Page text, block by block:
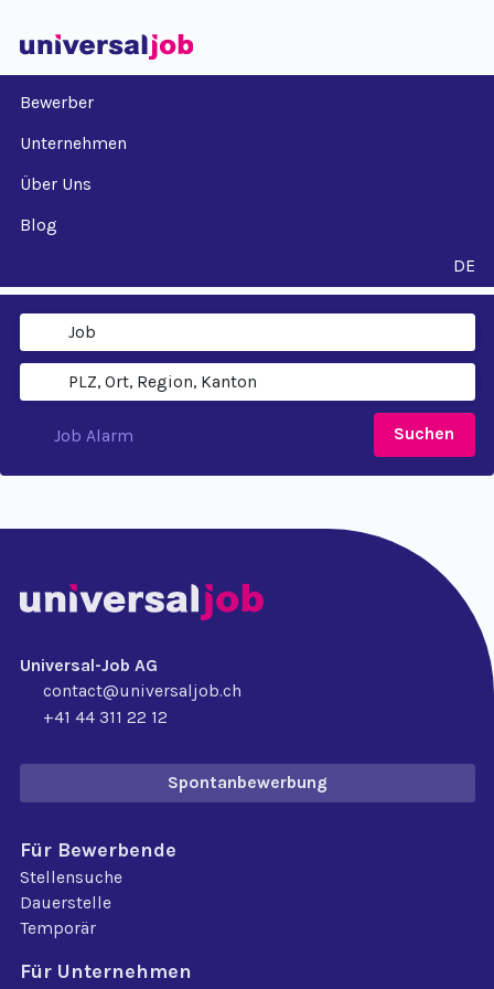
Bewerber
Unternehmen
Über Uns
Blog
DE
Suchen
Job Alarm
Universal-Job AG
contact@universaljob.ch
+41 44 311 22 12
Spontanbewerbung
Für Bewerbende
Stellensuche
Dauerstelle
Temporär
Für Unternehmen